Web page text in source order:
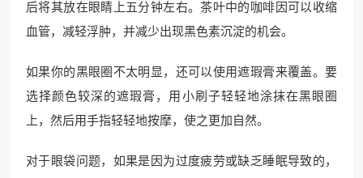
后将其放在眼睛上五分钟左右。茶叶中的咖啡因可以收缩
血管，减轻浮肿，并减少出现黑色素沉淀的机会。
如果你的黑眼圈不太明显，还可以使用遮瑕膏来覆盖。要
选择颜色较深的遮瑕膏，用小刷子轻轻地涂抹在黑眼圈
上，然后用手指轻轻地按摩，使之更加自然。
对于眼袋问题，如果是因为过度疲劳或缺乏睡眠导致的，